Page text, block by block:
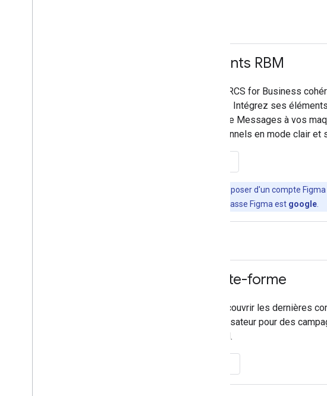
Feuille d'autocollants RBM
Concevez des campagnes RCS for Business
feuille d'autocollants Figma. Intégrez ses
d'interface utilisateur Google Messages à vos
ou à vos supports promotionnels en mode clair et
Vous devez disposer d'un compte
et copier ce fichier. Le mot de passe Figma est google
Playbook multiplate-forme
Consultez le guide pour découvrir les dernières
concernant l'expérience utilisateur pour des
efficaces sur iOS et Android.